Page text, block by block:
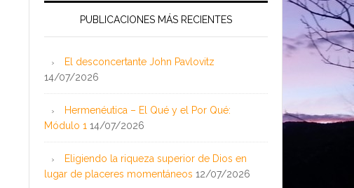
PUBLICACIONES MÁS RECIENTES
El desconcertante John Pavlovitz
14/07/2026
Hermenéutica – El Qué y el Por Qué:
Módulo 1 14/07/2026
Eligiendo la riqueza superior de Dios en
lugar de placeres momentáneos 12/07/2026